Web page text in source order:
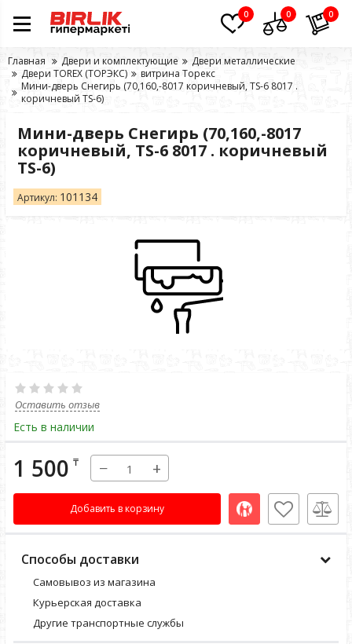
0 0 0
Главная Двери и комплектующие
Двери металлические
Двери TOREX (ТОРЭКС)
витрина Торекс
Мини-дверь Снегирь (70,160,-8017 коричневый, ТS-6 8017 .
коричневый TS-6)
Мини-дверь Снегирь (70,160,-8017
коричневый, ТS-6 8017 . коричневый
TS-6)
Артикул: 101134
Оставить отзыв
Есть в наличии
1 500 ₸ − +
Добавить в корзину
Способы доставки
Самовывоз из магазина
Курьерская доставка
Другие транспортные службы